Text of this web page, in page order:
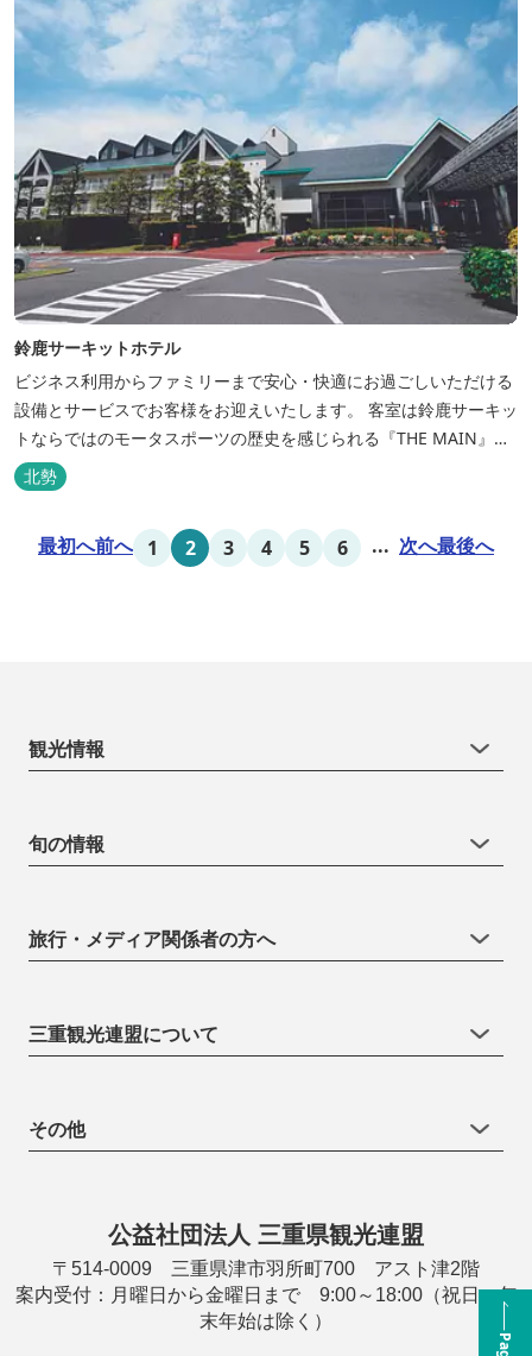
鈴鹿サーキットホテル
ビジネス利用からファミリーまで安心・快適にお過ごしいただける
設備とサービスでお客様をお迎えいたします。 客室は鈴鹿サーキッ
トならではのモータスポーツの歴史を感じられる『THE MAIN』を
はじめ、ファミリーにおすすめのキッズ・ベビーにやさしいこだわ
りの詰まった「サーキット キッズルーム」「コチラファミリールー
さま連れでも安心し...
北勢
最初へ前へ 1 2 3 4 5 6 ... 次へ最後へ
観光情報
旬の情報
旅行・メディア関係者の方へ
三重観光連盟について
その他
公益社団法人 三重県観光連盟
〒514-0009 三重県津市羽所町700 アスト津2階
案内受付：月曜日から金曜日まで 9:00～18:00（祝日・年
末年始は除く）